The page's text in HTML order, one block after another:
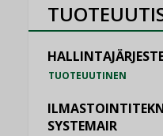
TUOTEUUTINEN
SYSTEMAIR